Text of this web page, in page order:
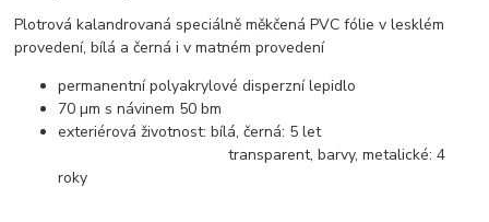
Plotrová kalandrovaná speciálně měkčená PVC fólie v lesklém
provedení, bílá a černá i v matném provedení
permanentní polyakrylové disperzní lepidlo
70 µm s návinem 50 bm
exteriérová životnost: bílá, černá: 5 let
transparent, barvy, metalické: 4
roky